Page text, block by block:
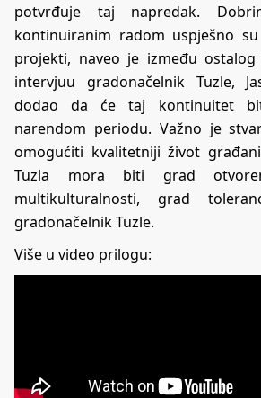
potvrđuje taj napredak.
kontinuiranim radom uspješno
projekti, naveo je između
intervjuu gradonačelnik Tuzle,
dodao da će taj kontinuitet
narendom periodu. Važno je
omogućiti kvalitetniji život
Tuzla mora biti grad
multikulturalnosti, grad
gradonačelnik Tuzle.
Više u video prilogu: